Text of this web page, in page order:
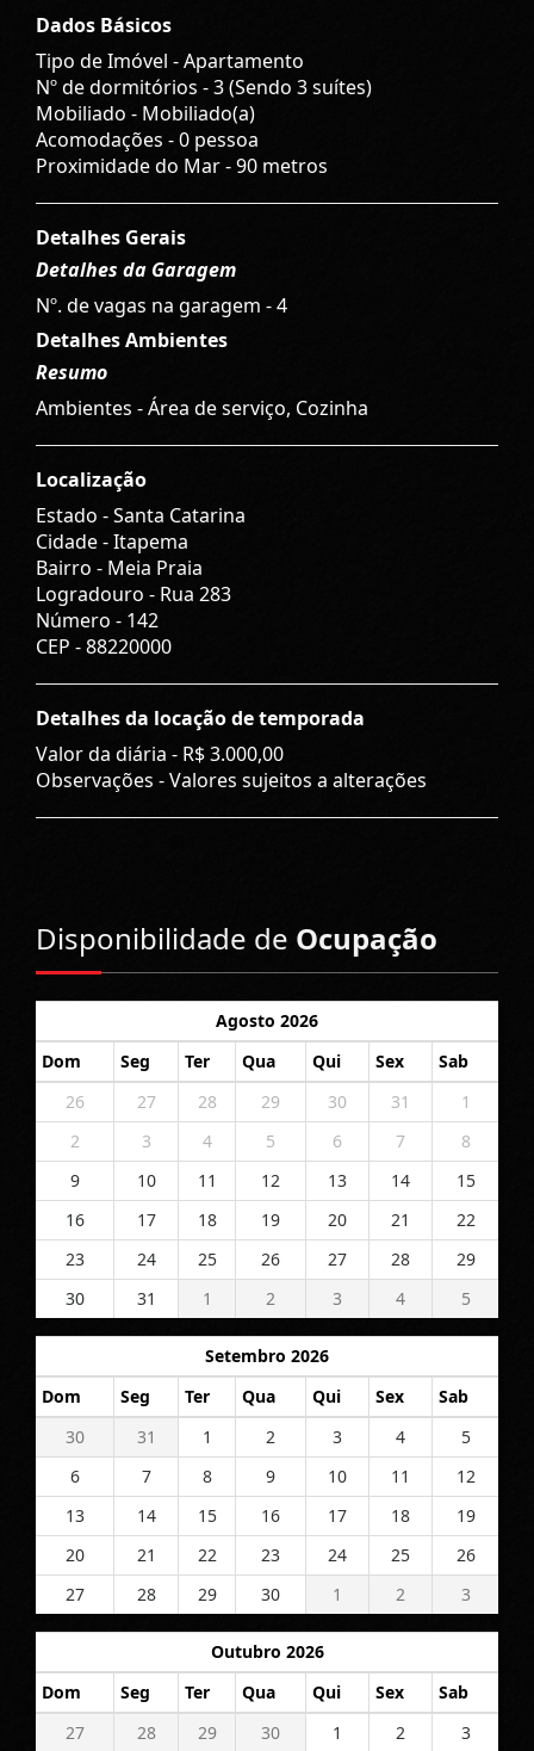
Dados Básicos
Tipo de Imóvel - Apartamento
Nº de dormitórios - 3 (Sendo 3 suítes)
Mobiliado - Mobiliado(a)
Acomodações - 0 pessoa
Proximidade do Mar - 90 metros
Detalhes Gerais
Detalhes da Garagem
Nº. de vagas na garagem - 4
Detalhes Ambientes
Resumo
Ambientes - Área de serviço, Cozinha
Localização
Estado -Santa Catarina
Cidade -Itapema
Bairro - Meia Praia
Logradouro - Rua 283
Número - 142
CEP -88220000
Detalhes da locação de temporada
Valor da diária - R$ 3.000,00
Observações - Valores sujeitos a alterações
Disponibilidade de Ocupação
Agosto 2026
Dom
Seg Ter Qua Qui Sex
Sab
26
27 28 29 30 31
1
2
3 4 5 6 7
8
9
10 11 12 13 14
15
16
17 18 19 20 21
22
23
24 25 26 27 28
29
30
31 1 2 3 4 5
Setembro 2026
Dom
Seg Ter Qua Qui Sex
Sab
30
31 1 2 3 4
5
6
7 8 9 10 11
12
13
14 15 16 17 18
19
20
21 22 23 24 25
26
27
28 29 30 1 2 3
Outubro 2026
Dom
Seg Ter Qua Qui Sex
Sab
27
28 29 30 1 2 3